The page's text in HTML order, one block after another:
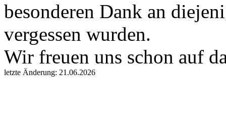
besonderen Dank an
vergessen wurden.
Wir freuen uns schon auf
letzte Änderung: 21.06.2026